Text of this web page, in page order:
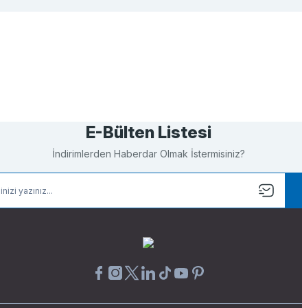
E-Bülten Listesi
İndirimlerden Haberdar Olmak İstermisiniz?